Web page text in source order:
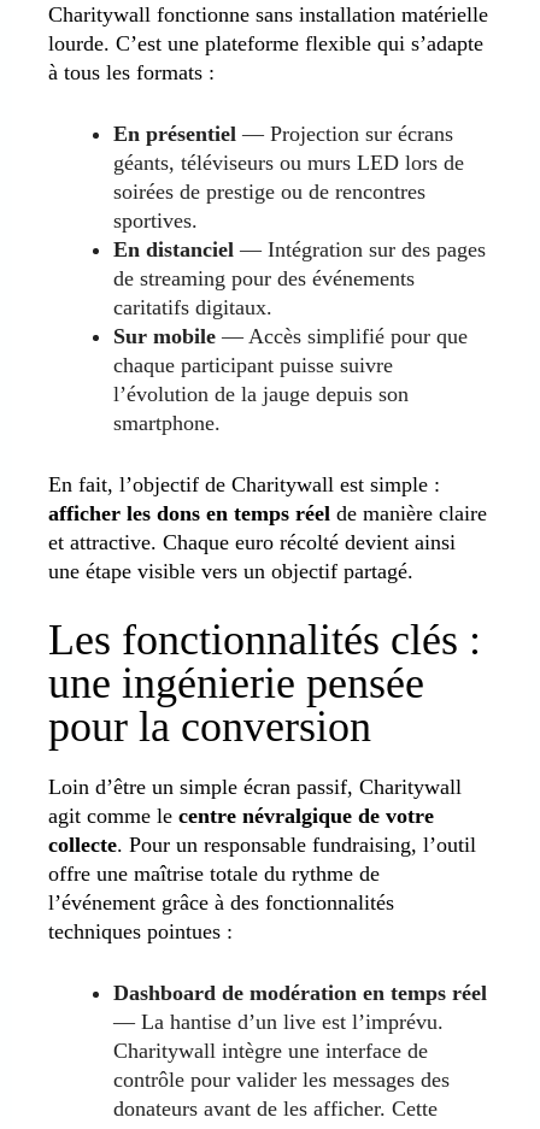
Charitywall fonctionne sans installation matérielle
lourde. C’est une plateforme flexible qui s’adapte
à tous les formats :
En présentiel — Projection sur écrans
géants, téléviseurs ou murs LED lors de
soirées de prestige ou de rencontres
sportives.
En distanciel — Intégration sur des pages
de streaming pour des événements
caritatifs digitaux.
Sur mobile — Accès simplifié pour que
chaque participant puisse suivre
l’évolution de la jauge depuis son
smartphone.
En fait, l’objectif de Charitywall est simple :
afficher les dons en temps réel de manière claire
et attractive. Chaque euro récolté devient ainsi
une étape visible vers un objectif partagé.
Les fonctionnalités clés :
une ingénierie pensée
pour la conversion
Loin d’être un simple écran passif, Charitywall
agit comme le centre névralgique de votre
collecte. Pour un responsable fundraising, l’outil
offre une maîtrise totale du rythme de
l’événement grâce à des fonctionnalités
techniques pointues :
Dashboard de modération en temps réel
— La hantise d’un live est l’imprévu.
Charitywall intègre une interface de
contrôle pour valider les messages des
donateurs avant de les afficher. Cette